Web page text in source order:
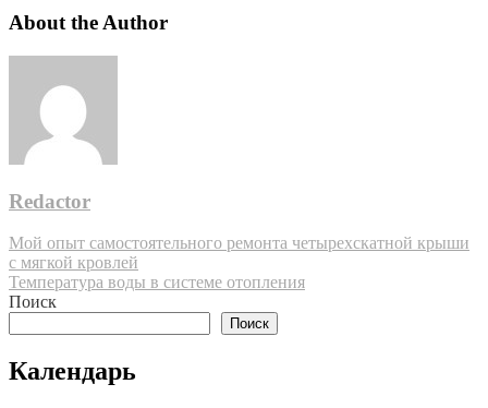
About the Author
Redactor
Навигация
по
записям
Мой опыт самостоятельного ремонта четырехскатной крыши
с мягкой кровлей
Температура воды в системе отопления
Поиск
Поиск
Календарь